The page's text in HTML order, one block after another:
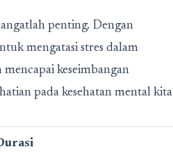
penting. Dengan
mengatasi stres dalam
keseimbangan
pada kesehatan mental kita